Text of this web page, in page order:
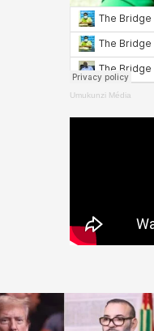
Umukunzi Média